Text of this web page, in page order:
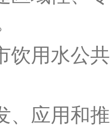
饮用水公
、应用和